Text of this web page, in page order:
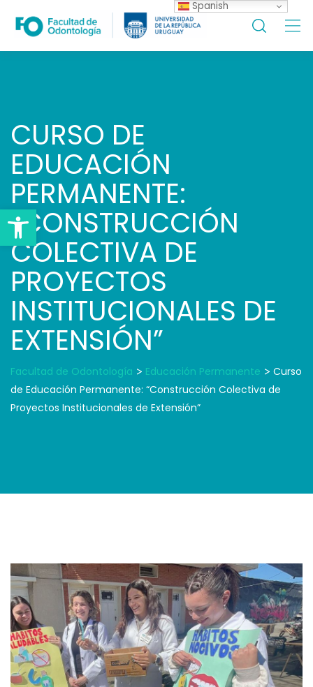
Open toolbar
CURSO DE
EDUCACIÓN
PERMANENTE:
“CONSTRUCCIÓN
COLECTIVA DE
PROYECTOS
INSTITUCIONALES DE
EXTENSIÓN”
Facultad de Odontología > Educación Permanente > Curso
de Educación Permanente: “Construcción Colectiva de
Proyectos Institucionales de Extensión”
Spanish